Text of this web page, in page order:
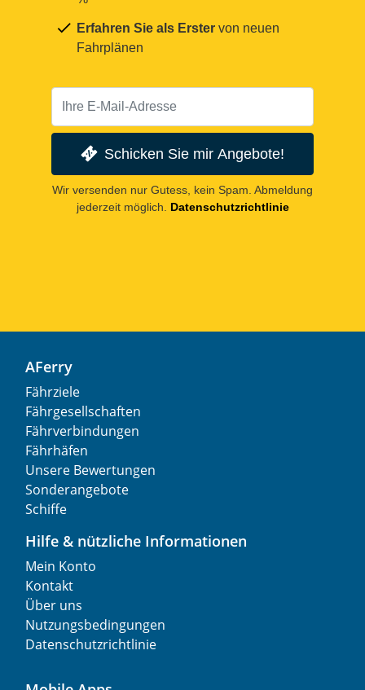
Erfahren Sie als Erster von neuen
Fahrplänen
Schicken Sie mir Angebote!
Wir versenden nur Gutess, kein Spam. Abmeldung
jederzeit möglich.
Datenschutzrichtlinie
AFerry
Fährziele
Fährgesellschaften
Fährverbindungen
Fährhäfen
Unsere Bewertungen
Sonderangebote
Schiffe
Hilfe & nützliche Informationen
Mein Konto
Kontakt
Über uns
Nutzungsbedingungen
Datenschutzrichtlinie